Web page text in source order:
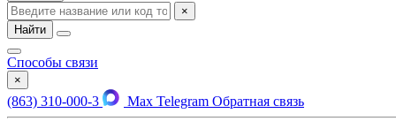
×
Найти
Способы связи
×
(863) 310-000-3 Max Telegram Обратная связь